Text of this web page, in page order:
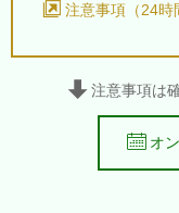
注意事項（24時
注意事項は
オ